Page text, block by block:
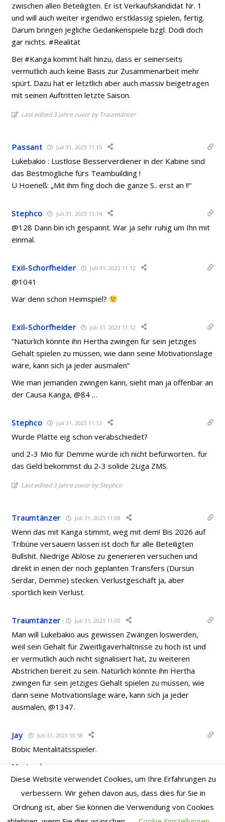
zwischen allen Beteiligten. Er ist Verkaufskandidat Nr. 1
und will auch weiter irgendwo erstklassig spielen, fertig.
Darum bringen jegliche Gedankenspiele bzgl. Dodi doch
gar nichts. #Realität
Bei #Kanga kommt halt hinzu, dass er seinerseits
vermutlich auch keine Basis zur Zusammenarbeit mehr
spürt. Dazu hat er letztlich aber auch massiv beigetragen
mit seinen Auftritten letzte Saison.
Last edited 3 Jahre zuvor by Traumtänzer
Passant Juli 31, 2023 11:15
Lukebakio : Lustlose Besserverdiener in der Kabine sind
das Bestmögliche fürs Teambuilding !
U Hoeneß: „Mit ihm fing doch die ganze S.. erst an !!“
Stephco Juli 31, 2023 11:14
@128 Dann bin ich gespannt. War ja sehr ruhig um Ihn mit
einmal.
Exil-Schorfheider Juli 31, 2023 11:12
@1041
War denn schon Heimspiel?
Exil-Schorfheider Juli 31, 2023 11:12
“Natürlich könnte ihn Hertha zwingen für sein jetziges
Gehalt spielen zu müssen, wie dann seine Motivationslage
wäre, kann sich ja jeder ausmalen”
Wie man jemanden zwingen kann, sieht man ja offenbar an
der Causa Kanga, @84 …
Stephco Juli 31, 2023 11:12
Wurde Platte eig schon verabschiedet?
und 2-3 Mio für Demme würde ich nicht befürworten.. für
das Geld bekommst du 2-3 solide 2Liga ZMS.
Last edited 3 Jahre zuvor by Stephco
Traumtänzer Juli 31, 2023 11:08
Wenn das mit Kanga stimmt, weg mit dem! Bis 2026 auf
Tribüne versauern lassen ist doch für alle Beteiligten
Bullshit. Niedrige Ablöse zu generieren versuchen und
direkt in einen der noch geplanten Transfers (Dursun
Serdar, Demme) stecken. Verlustgeschäft ja, aber
sportlich kein Verlust.
Traumtänzer Juli 31, 2023 11:00
Man will Lukebakio aus gewissen Zwängen loswerden,
weil sein Gehalt für Zweitligaverhältnisse zu hoch ist und
er vermutlich auch nicht signalisiert hat, zu weiteren
Abstrichen bereit zu sein. Natürlich könnte ihn Hertha
zwingen für sein jetziges Gehalt spielen zu müssen, wie
dann seine Motivationslage wäre, kann sich ja jeder
ausmalen, @1347.
Jay Juli 31, 2023 10:58
Bobic Mentalitätsspieler.
Masterclass.
psi Juli 31, 2023 10:58
Weil er die Arbeit verweigert?
Diese Website verwendet Cookies, um Ihre Erfahrungen zu
verbessern. Wir gehen davon aus, dass dies für Sie in
Ordnung ist, aber Sie können die Verwendung von Cookies